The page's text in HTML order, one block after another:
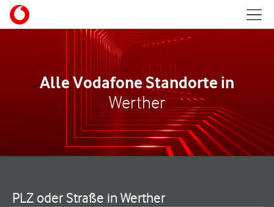
Skip to content
Alle Vodafone Standorte in
Werther
PLZ oder Straße in Werther